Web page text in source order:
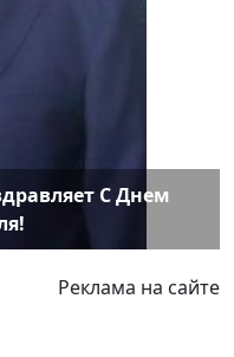
С Днем
Реклама на сайте